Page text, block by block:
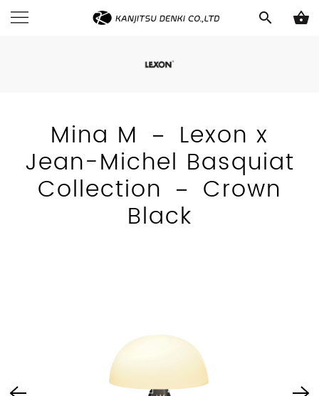
search shopping_basket
Mina M － Lexon x
Jean-Michel Basquiat
Collection － Crown
Black